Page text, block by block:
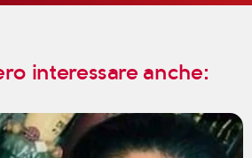
interessare anche: